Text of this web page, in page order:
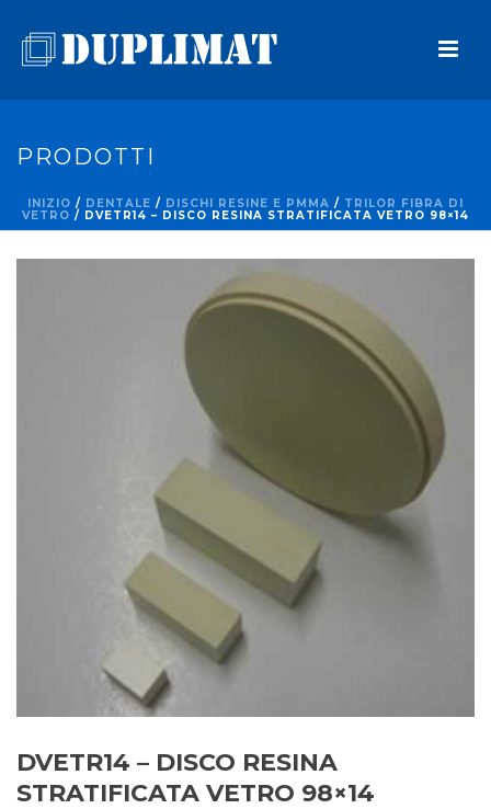
PRODOTTI
INIZIO / DENTALE / DISCHI RESINE E PMMA / TRILOR FIBRA DI
VETRO / DVETR14 – DISCO RESINA STRATIFICATA VETRO 98×14
DVETR14 – DISCO RESINA
STRATIFICATA VETRO 98×14